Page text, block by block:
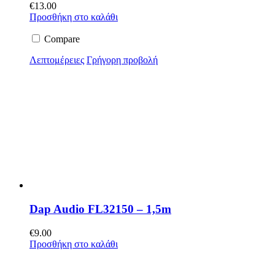
€13.00
Προσθήκη στο καλάθι
Compare
Λεπτομέρειες Γρήγορη προβολή
Dap Audio FL32150 – 1,5m
€9.00
Προσθήκη στο καλάθι